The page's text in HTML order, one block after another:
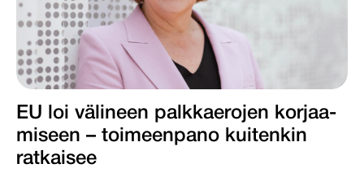
EU loi välineen palkkaerojen korjaa­
miseen – toimeenpano kuiten­kin
ratkaisee